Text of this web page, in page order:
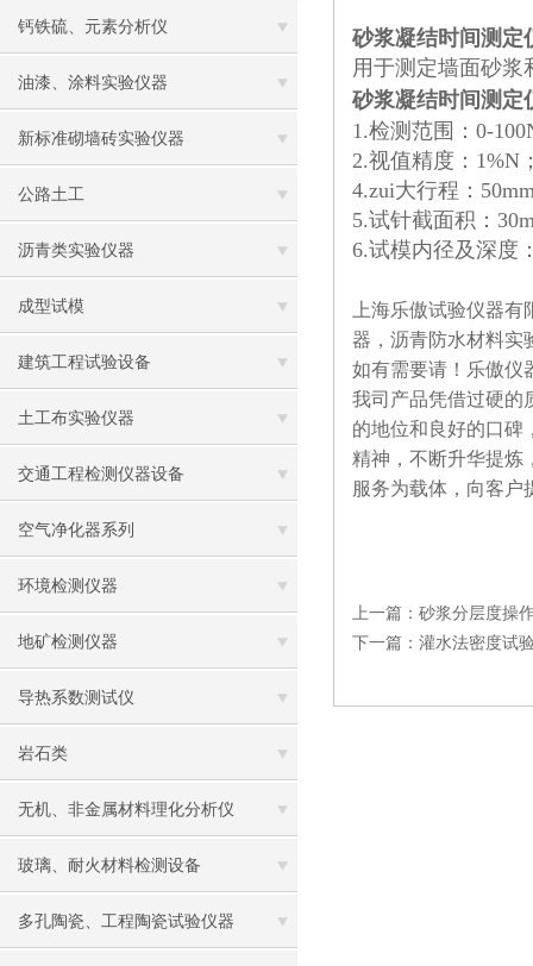
钙铁硫、元素分析仪
油漆、涂料实验仪器
新标准砌墙砖实验仪器
公路土工
沥青类实验仪器
成型试模
建筑工程试验设备
土工布实验仪器
交通工程检测仪器设备
空气净化器系列
环境检测仪器
地矿检测仪器
导热系数测试仪
岩石类
无机、非金属材料理化分析仪
玻璃、耐火材料检测设备
多孔陶瓷、工程陶瓷试验仪器
砂浆凝结时间测定
用于测定墙面砂浆
砂浆凝结时间测定
1.检测范围：0-
2.视值精度：1%N
4.zui大行程：
5.试针截面积：
6.试模内径及深度
上海乐傲试验仪器有
器，沥青防水材料实
如有需要请！乐傲仪
我司产品凭借过硬的
的地位和良好的口碑
精神，不断升华提炼
服务为载体，向客户
上一篇： 砂浆分层度操
下一篇： 灌水法密度试